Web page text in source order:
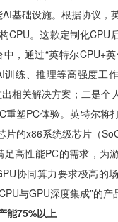
基础设施。根据协议，
CPU。这款定制化CPU
，通过“英特尔CPU+
训练、推理等高强度工
相关解决方案；二是个
重塑PC体验。英特尔将
片的x86系统级芯片（
高性能PC的需求，为
协同算力要求极高的
与GPU深度集成”的产
能75%以上